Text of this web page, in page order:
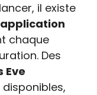
il existe
chaque
Des
Eve